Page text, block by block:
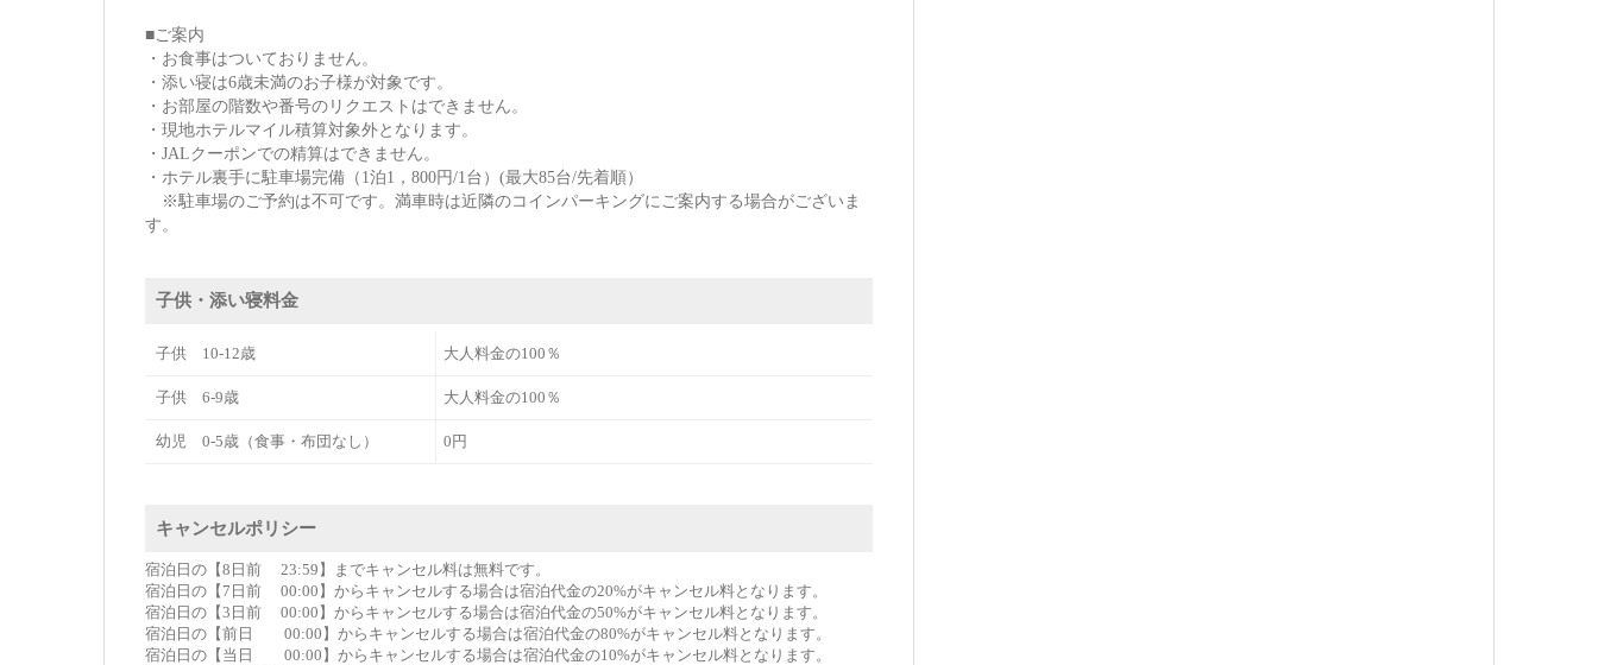
■ご案内
・お食事はついておりません。
・添い寝は6歳未満のお子様が対象です。
・お部屋の階数や番号のリクエストはできません。
・現地ホテルマイル積算対象外となります。
・JALクーポンでの精算はできません。
・ホテル裏手に駐車場完備（1泊1，800円/1台）(最大85台/先着順）
※駐車場のご予約は不可です。満車時は近隣のコインパーキングにご案内する場合がございま
す。
子供・添い寝料金
子供 10-12歳 大人料金の100％
子供 6-9歳 大人料金の100％
幼児 0-5歳（食事・布団なし） 0円
キャンセルポリシー
宿泊日の【8日前 23:59】までキャンセル料は無料です。
宿泊日の【7日前 00:00】からキャンセルする場合は宿泊代金の20%がキャンセル料となります。
宿泊日の【3日前 00:00】からキャンセルする場合は宿泊代金の50%がキャンセル料となります。
宿泊日の【前日 00:00】からキャンセルする場合は宿泊代金の80%がキャンセル料となります。
宿泊日の【当日 00:00】からキャンセルする場合は宿泊代金の10%がキャンセル料となります。